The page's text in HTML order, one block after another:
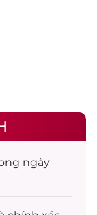
ngày